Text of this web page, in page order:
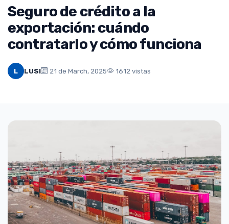
Seguro de crédito a la
exportación: cuándo
contratarlo y cómo funciona
L LUSI 21 de March, 2025 1612 vistas